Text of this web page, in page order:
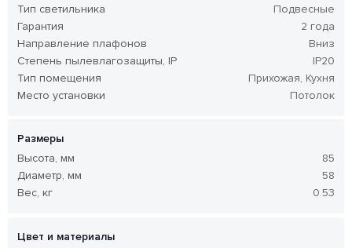
Тип светильника
Подвесные
Гарантия
2 года
Направление плафонов
Вниз
Степень пылевлагозащиты, IP
IP20
Тип помещения
Прихожая, Кухня
Место установки
Потолок
Размеры
Высота, мм
85
Диаметр, мм
58
Вес, кг
0.53
Цвет и материалы